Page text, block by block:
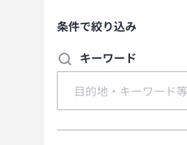
条件で絞り込み
キーワード